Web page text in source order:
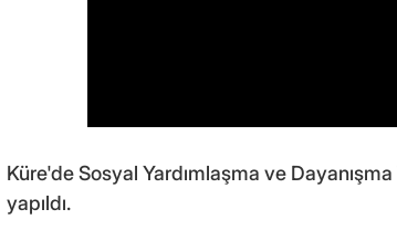
Küre'de Sosyal Yardımlaşma ve
yapıldı.